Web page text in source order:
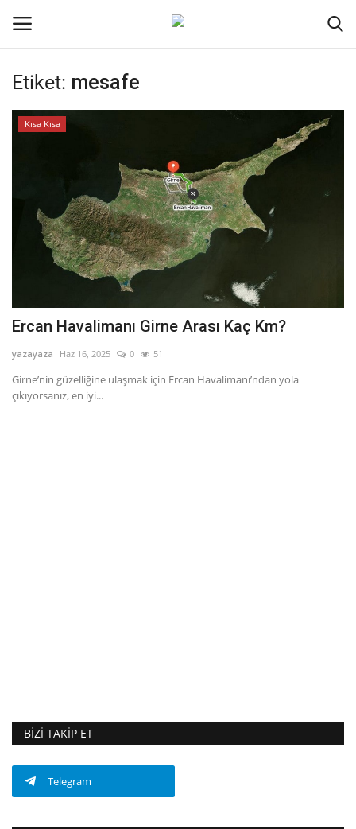
Oturum aç
Genel
Kodlama
Kripto Para
Dil
Etiket: mesafe
Kısa Kısa
Ercan Havalimanı Girne Arası Kaç Km?
yazayaza Haz 16, 2025 0 51
Girne’nin güzelliğine ulaşmak için Ercan Havalimanı’ndan yola
çıkıyorsanız, en iyi...
BIZI TAKIP ET
Telegram